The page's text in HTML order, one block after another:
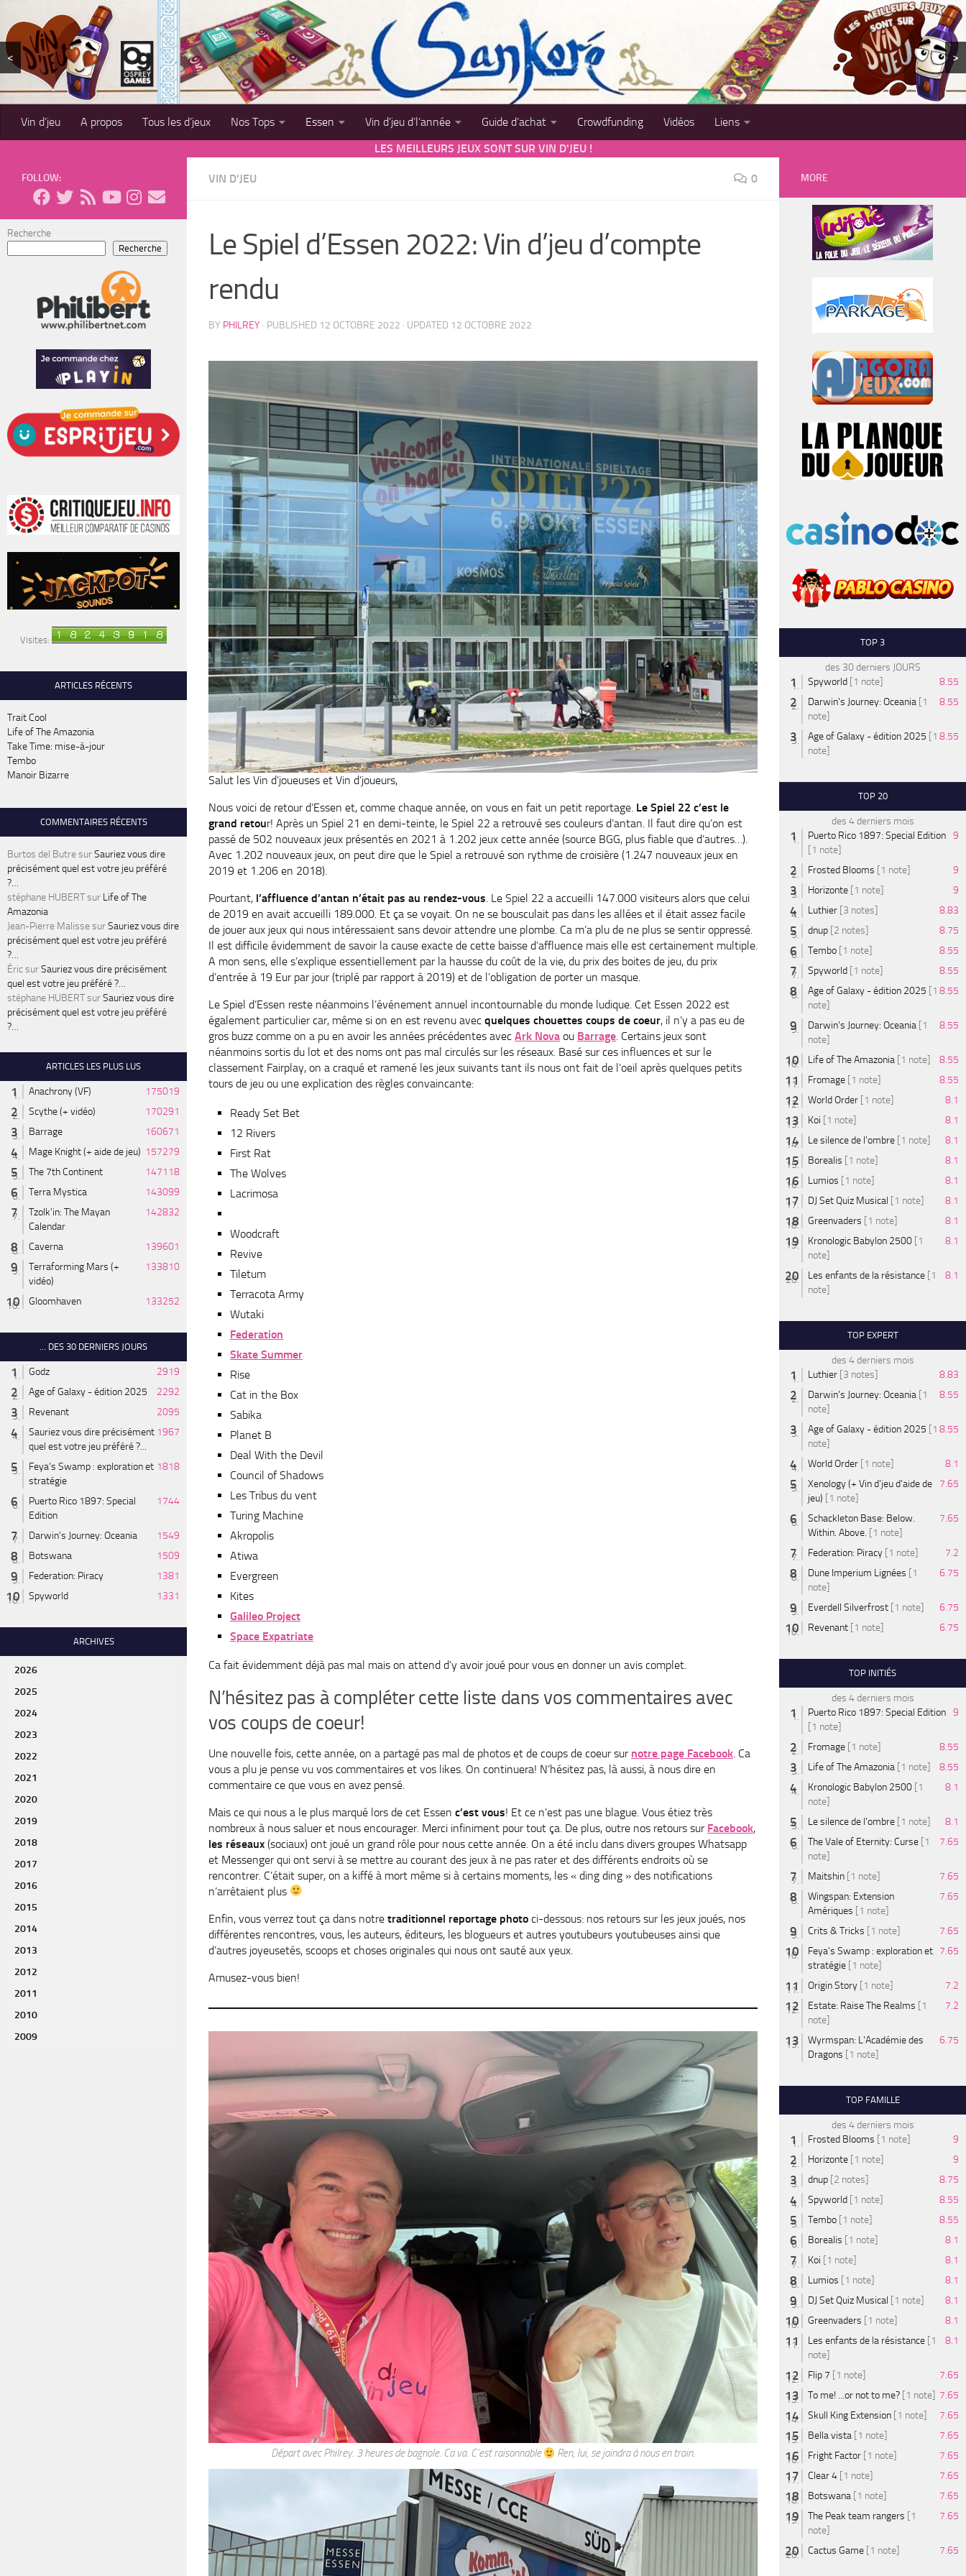
Skip to content
< >
Vin d’jeu A propos Tous les d’jeux Nos Tops Essen Vin d’jeu d’l’année Guide d’achat Crowdfunding Vidéos
Liens
LES MEILLEURS JEUX SONT SUR VIN D'JEU !
VIN D'JEU 0
Le Spiel d’Essen 2022: Vin d’jeu d’compte
rendu
BY PHILREY · PUBLISHED 12 OCTOBRE 2022 · UPDATED 12 OCTOBRE 2022
Salut les Vin d’joueuses et Vin d’joueurs,
Nous voici de retour d’Essen et, comme chaque année, on vous en fait un petit reportage. Le Spiel 22 c’est le
grand retour! Après un Spiel 21 en demi-teinte, le Spiel 22 a retrouvé ses couleurs d’antan. Il faut dire qu’on est
passé de 502 nouveaux jeux présentés en 2021 à 1.202 jeux cette année (source BGG, plus fiable que d’autres…).
Avec 1.202 nouveaux jeux, on peut dire que le Spiel a retrouvé son rythme de croisière (1.247 nouveaux jeux en
2019 et 1.206 en 2018).
Pourtant, l’affluence d’antan n’était pas au rendez-vous. Le Spiel 22 a accueilli 147.000 visiteurs alors que celui
de 2019 en avait accueilli 189.000. Et ça se voyait. On ne se bousculait pas dans les allées et il était assez facile
de jouer aux jeux qui nous intéressaient sans devoir attendre une plombe. Ca m’a plu de ne plus se sentir oppressé.
Il est difficile évidemment de savoir la cause exacte de cette baisse d’affluence mais elle est certainement multiple.
A mon sens, elle s’explique essentiellement par la hausse du coût de la vie, du prix des boites de jeu, du prix
d’entrée à 19 Eur par jour (triplé par rapport à 2019) et de l’obligation de porter un masque.
Le Spiel d’Essen reste néanmoins l’événement annuel incontournable du monde ludique. Cet Essen 2022 est
également particulier car, même si on en est revenu avec quelques chouettes coups de coeur, il n’y a pas eu de
gros buzz comme on a pu en avoir les années précédentes avec Ark Nova ou Barrage. Certains jeux sont
néanmoins sortis du lot et des noms ont pas mal circulés sur les réseaux. Basé sur ces influences et sur le
classement Fairplay, on a craqué et ramené les jeux suivants tant ils nous ont fait de l’oeil après quelques petits
tours de jeu ou une explication des règles convaincante:
Ready Set Bet
12 Rivers
First Rat
The Wolves
Lacrimosa
Woodcraft
Revive
Tiletum
Terracota Army
Wutaki
Federation
Skate Summer
Rise
Cat in the Box
Sabika
Planet B
Deal With the Devil
Council of Shadows
Les Tribus du vent
Turing Machine
Akropolis
Atiwa
Evergreen
Kites
Galileo Project
Space Expatriate
Ca fait évidemment déjà pas mal mais on attend d’y avoir joué pour vous en donner un avis complet.
N’hésitez pas à compléter cette liste dans vos commentaires avec
vos coups de coeur!
Une nouvelle fois, cette année, on a partagé pas mal de photos et de coups de coeur sur notre page Facebook . Ca
vous a plu je pense vu vos commentaires et vos likes. On continuera! N’hésitez pas, là aussi, à nous dire en
commentaire ce que vous en avez pensé.
Mais ce qui nous a le plus marqué lors de cet Essen c’est vous! Et ce n’est pas une blague. Vous étiez très
nombreux à nous saluer et nous encourager. Merci infiniment pour tout ça. De plus, outre nos retours sur Facebook,
les réseaux (sociaux) ont joué un grand rôle pour nous cette année. On a été inclu dans divers groupes Whatsapp
et Messenger qui ont servi à se mettre au courant des jeux à ne pas rater et des différents endroits où se
rencontrer. C’était super, on a kiffé à mort même si à certains moments, les « ding ding » des notifications
n’arrêtaient plus
Enfin, vous verrez tout ça dans notre traditionnel reportage photo ci-dessous: nos retours sur les jeux joués, nos
différentes rencontres, vous, les auteurs, éditeurs, les blogueurs et autres youtubeurs youtubeuses ainsi que
d’autres joyeusetés, scoops et choses originales qui nous ont sauté aux yeux.
Amusez-vous bien!
Départ avec Philrey. 3 heures de bagnole. Ca va. C’est raisonnable Ren, lui, se joindra à nous en train.
FOLLOW:
Recherche
Recherche
Visites:
ARTICLES RÉCENTS
Trait Cool
Life of The Amazonia
Take Time: mise-à-jour
Tembo
Manoir Bizarre
COMMENTAIRES RÉCENTS
Burtos del ButresurSauriez vous dire
précisément quel est votre jeu préféré
?…
stéphane HUBERTsur Life of The
Amazonia
Jean-Pierre MalissesurSauriez vous dire
précisément quel est votre jeu préféré
?…
ÉricsurSauriez vous dire précisément
quel est votre jeu préféré ?…
stéphane HUBERTsurSauriez vous dire
précisément quel est votre jeu préféré
?…
ARTICLES LES PLUS LUS
Anachrony (VF)
175019
Scythe (+ vidéo)
170291
Barrage
160671
Mage Knight (+ aide de jeu) 157279
The 7th Continent
147118
Terra Mystica
143099
Tzolk'in: The Mayan
Calendar
142832
Caverna
139601
Terraforming Mars (+
vidéo)
133810
Gloomhaven 133252
... DES 30 DERNIERS JOURS
Godz
2919
Age of Galaxy - édition 2025
2292
Revenant
2095
Sauriez vous dire précisément
quel est votre jeu préféré ?...
1967
Feya’s Swamp : exploration et
stratégie
1818
Puerto Rico 1897: Special
Edition
1744
Darwin's Journey: Oceania
1549
Botswana
1509
Federation: Piracy
1381
Spyworld
1331
ARCHIVES
2026
2025
2024
2023
2022
2021
2020
2019
2018
2017
2016
2015
2014
2013
2012
2011
2010
2009
MORE
TOP 3
des 30 derniers JOURS
Spyworld [1 note]
8.55
Darwin's Journey: Oceania [1
note]
8.55
Age of Galaxy - édition 2025 [1
note]
8.55
TOP 20
des 4 derniers mois
Puerto Rico 1897: Special Edition
[1 note]
9
Frosted Blooms [1 note]
9
Horizonte [1 note]
9
Luthier [3 notes]
8.83
dnup [2 notes]
8.75
Tembo [1 note]
8.55
Spyworld [1 note]
8.55
Age of Galaxy - édition 2025 [1
note]
8.55
Darwin's Journey: Oceania [1
note]
8.55
Life of The Amazonia [1 note]
8.55
Fromage [1 note]
8.55
World Order [1 note]
8.1
Koi [1 note]
8.1
Le silence de l'ombre [1 note]
8.1
Borealis [1 note]
8.1
Lumios [1 note]
8.1
DJ Set Quiz Musical [1 note]
8.1
Greenvaders [1 note]
8.1
Kronologic Babylon 2500 [1
note]
8.1
Les enfants de la résistance [1
note]
8.1
TOP EXPERT
des 4 derniers mois
Luthier [3 notes]
8.83
Darwin's Journey: Oceania [1
note]
8.55
Age of Galaxy - édition 2025 [1
note]
8.55
World Order [1 note]
8.1
Xenology (+ Vin d'jeu d'aide de
jeu) [1 note]
7.65
Schackleton Base: Below.
Within. Above. [1 note]
7.65
Federation: Piracy [1 note]
7.2
Dune Imperium Lignées [1
note]
6.75
Everdell Silverfrost [1 note]
6.75
Revenant [1 note] 6.75
TOP INITIÉS
des 4 derniers mois
Puerto Rico 1897: Special Edition
[1 note]
9
Fromage [1 note]
8.55
Life of The Amazonia [1 note]
8.55
Kronologic Babylon 2500 [1
note]
8.1
Le silence de l'ombre [1 note]
8.1
The Vale of Eternity: Curse [1
note]
7.65
Maitshin [1 note]
7.65
Wingspan: Extension
Amériques [1 note]
7.65
Crits & Tricks [1 note]
7.65
Feya’s Swamp : exploration et
stratégie [1 note]
7.65
Origin Story [1 note]
7.2
Estate: Raise The Realms [1
note]
7.2
Wyrmspan: L'Académie des
Dragons [1 note]
6.75
TOP FAMILLE
des 4 derniers mois
Frosted Blooms [1 note]
9
Horizonte [1 note]
9
dnup [2 notes]
8.75
Spyworld [1 note]
8.55
Tembo [1 note]
8.55
Borealis [1 note]
8.1
Koi [1 note]
8.1
Lumios [1 note]
8.1
DJ Set Quiz Musical [1 note]
8.1
Greenvaders [1 note]
8.1
Les enfants de la résistance [1
note]
8.1
Flip 7 [1 note]
7.65
To me! ...or not to me? [1 note]
7.65
Skull King Extension [1 note]
7.65
Bella vista [1 note]
7.65
Fright Factor [1 note]
7.65
Clear 4 [1 note]
7.65
Botswana [1 note]
7.65
The Peak team rangers [1
note]
7.65
Cactus Game [1 note] 7.65